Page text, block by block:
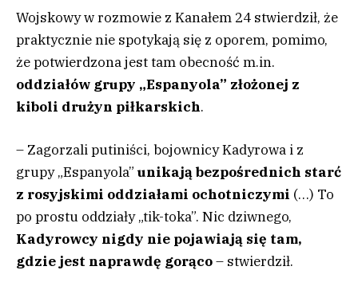
Wojskowy w rozmowie z Kanałem 24 stwierdził, że
praktycznie nie spotykają się z oporem, pomimo,
że potwierdzona jest tam obecność m.in.
oddziałów grupy „Espanyola” złożonej z
kiboli drużyn piłkarskich.
– Zagorzali putiniści, bojownicy Kadyrowa i z
grupy „Espanyola” unikają bezpośrednich starć
z rosyjskimi oddziałami ochotniczymi (…) To
po prostu oddziały „tik-toka”. Nic dziwnego,
Kadyrowcy nigdy nie pojawiają się tam,
gdzie jest naprawdę gorąco– stwierdził.